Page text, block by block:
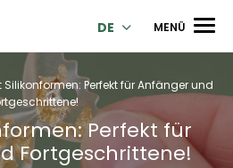
gamme pour des créations
DE MENÜ
Silikonformen: Perfekt für Anfänger und
Perfekt für
Fortgeschrittene!